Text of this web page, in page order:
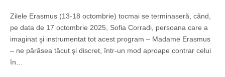
Zilele Erasmus (13-18 octombrie) tocmai se terminaseră, când,
pe data de 17 octombrie 2025, Sofia Corradi, persoana care a
imaginat şi instrumentat tot acest program – Madame Erasmus
– ne părăsea tăcut şi discret, într-un mod aproape contrar celui
în…